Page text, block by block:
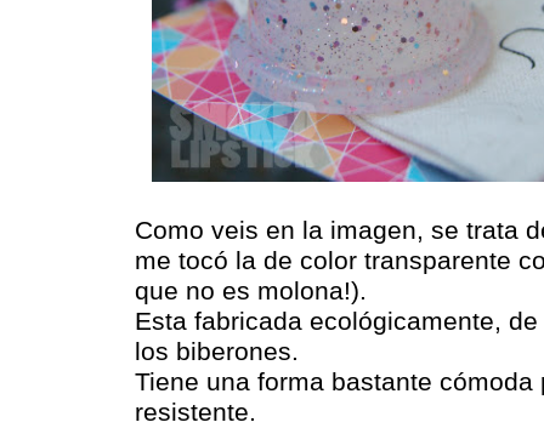
Como veis en la imagen, se trata
me tocó la de color transparente
que no es molona!).
Esta fabricada ecológicamente,
los biberones.
Tiene una forma bastante
resistente.